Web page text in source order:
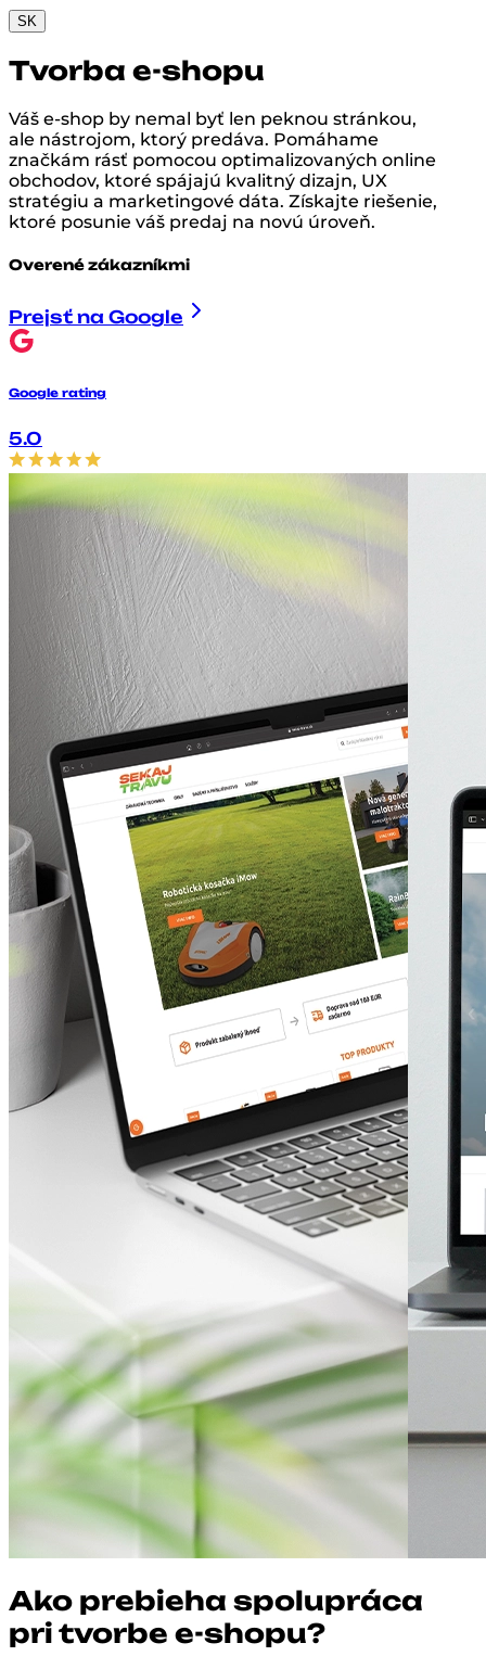
SK
Tvorba e-shopu
Váš e-shop by nemal byť len peknou stránkou,
ale nástrojom, ktorý predáva. Pomáhame
značkám rásť pomocou optimalizovaných online
obchodov, ktoré spájajú kvalitný dizajn, UX
stratégiu a marketingové dáta. Získajte riešenie,
ktoré posunie váš predaj na novú úroveň.
Overené zákazníkmi
Prejsť na Google
Google rating
5.0
Ako prebieha spolupráca
pri tvorbe e-shopu?